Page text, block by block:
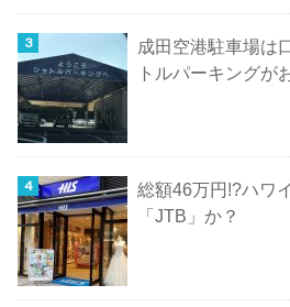
成田空港駐車場は
トルパーキングが
総額46万円!?ハワ
「JTB」か？